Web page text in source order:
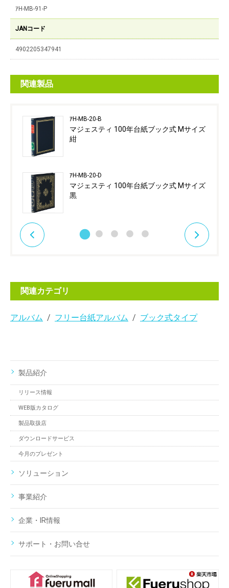
ｱH-MB-91-P
JANコード
4902205347941
関連製品
ｱH-MB-20-B
マジェスティ 100年台紙ブック式 Mサイズ
紺
ｱH-MB-20-D
マジェスティ 100年台紙ブック式 Mサイズ
黒
関連カテゴリ
アルバム フリー台紙アルバム ブック式タイプ
製品紹介
リリース情報
WEB版カタログ
製品取扱店
ダウンロードサービス
今月のプレゼント
ソリューション
事業紹介
企業・IR情報
サポート・お問い合せ